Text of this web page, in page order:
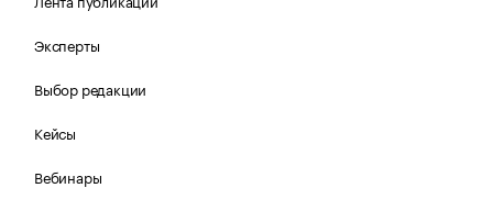
Эксперты
Выбор редакции
Кейсы
Вебинары